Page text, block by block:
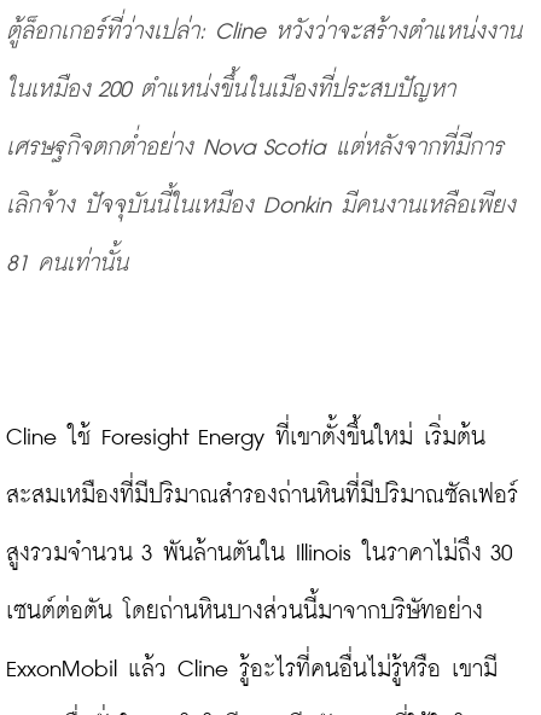
ตู้ล็อกเกอร์ที่ว่างเปล่า: Cline หวังว่าจะสร้างตำแหน่งงาน
ในเหมือง 200 ตำแหน่งขึ้นในเมืองที่ประสบปัญหา
เศรษฐกิจตกต่ำอย่าง Nova Scotia แต่หลังจากที่มีการ
เลิกจ้าง ปัจจุบันนี้ในเหมือง Donkin มีคนงานเหลือเพียง
81 คนเท่านั้น
Cline ใช้ Foresight Energy ที่เขาตั้งขึ้นใหม่ เริ่มต้น
สะสมเหมืองที่มีปริมาณสำรองถ่านหินที่มีปริมาณซัลเฟอร์
สูงรวมจำนวน 3 พันล้านตันใน Illinois ในราคาไม่ถึง 30
เซนต์ต่อตัน โดยถ่านหินบางส่วนนี้มาจากบริษัทอย่าง
ExxonMobil แล้ว Cline รู้อะไรที่คนอื่นไม่รู้หรือ เขามี